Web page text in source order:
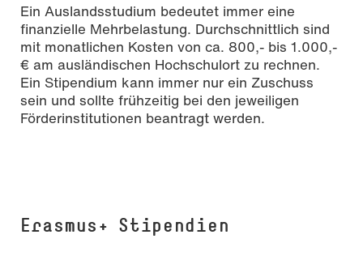
Ein Auslandsstudium bedeutet immer eine
finanzielle Mehrbelastung. Durchschnittlich sind
mit monatlichen Kosten von ca. 800,- bis 1.000,-
€ am ausländischen Hochschulort zu rechnen.
Ein Stipendium kann immer nur ein Zuschuss
sein und sollte frühzeitig bei den jeweiligen
Förderinstitutionen beantragt werden.
Erasmus+ Stipendien